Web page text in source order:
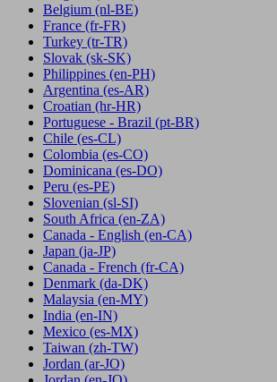
Belgium (nl-BE)
France (fr-FR)
Turkey (tr-TR)
Slovak (sk-SK)
Philippines (en-PH)
Argentina (es-AR)
Croatian (hr-HR)
Portuguese - Brazil (pt-BR)
Chile (es-CL)
Colombia (es-CO)
Dominicana (es-DO)
Peru (es-PE)
Slovenian (sl-SI)
South Africa (en-ZA)
Canada - English (en-CA)
Japan (ja-JP)
Canada - French (fr-CA)
Denmark (da-DK)
Malaysia (en-MY)
India (en-IN)
Mexico (es-MX)
Taiwan (zh-TW)
Jordan (ar-JO)